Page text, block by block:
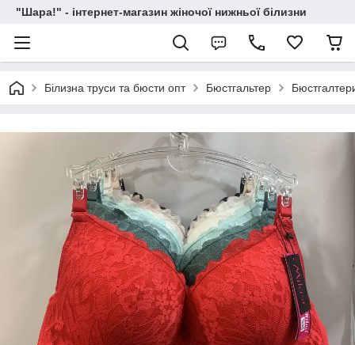
"Шара!" - інтернет-магазин жіночої нижньої білизни
Білизна труси та бюсти опт Бюстгальтер